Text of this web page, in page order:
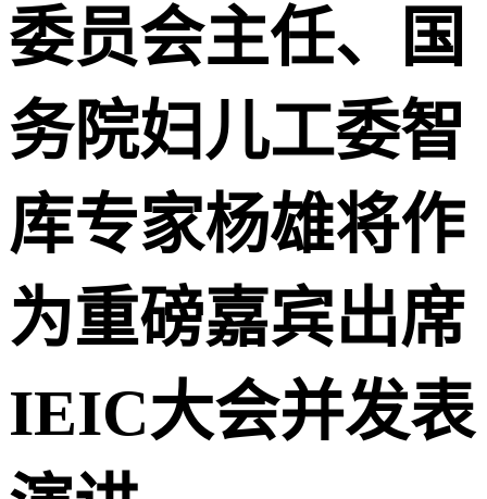
委员会主任、国
务院妇儿工委智
库专家杨雄将作
为重磅嘉宾出席
IEIC大会并发表